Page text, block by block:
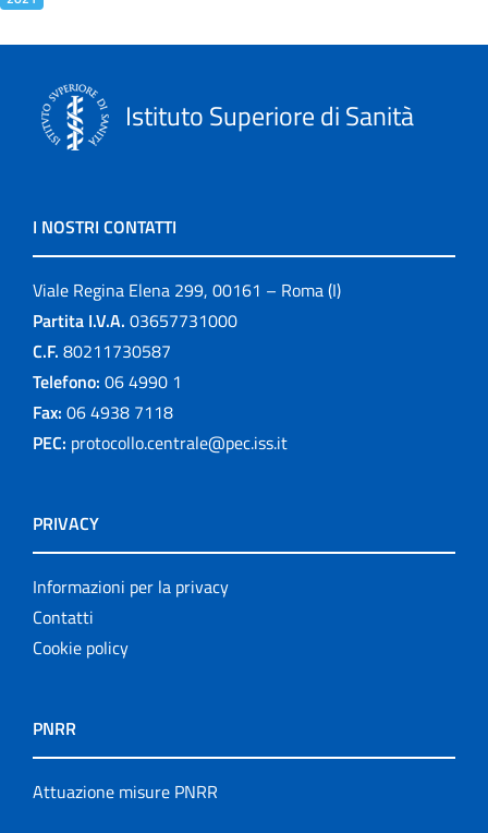
Istituto Superiore di Sanità
I NOSTRI CONTATTI
Viale Regina Elena 299, 00161 – Roma (I)
Partita I.V.A. 03657731000
C.F. 80211730587
Telefono: 06 4990 1
Fax: 06 4938 7118
PEC: protocollo.centrale@pec.iss.it
PRIVACY
Informazioni per la privacy
Contatti
Cookie policy
PNRR
Attuazione misure PNRR